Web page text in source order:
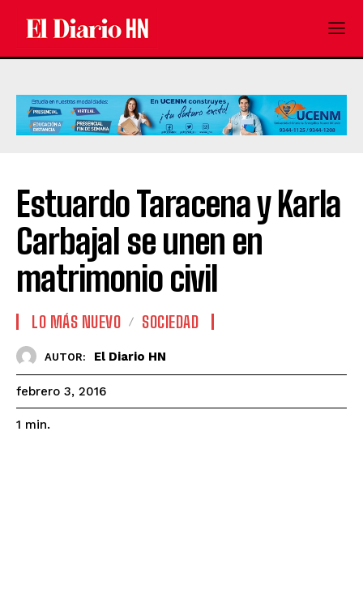
Estuardo Taracena y Karla
Carbajal se unen en
matrimonio civil
LO MÁS NUEVO SOCIEDAD
AUTOR: El Diario HN
febrero 3, 2016
1 min.